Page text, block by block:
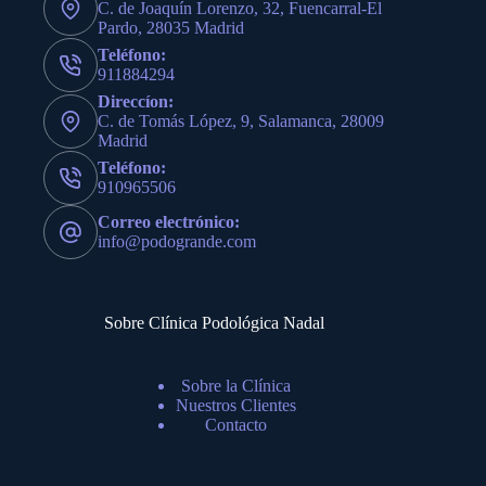
C. de Joaquín Lorenzo, 32, Fuencarral-El
Pardo, 28035 Madrid
Teléfono:
911884294
Direccíon:
C. de Tomás López, 9, Salamanca, 28009
Madrid
Teléfono:
910965506
Correo electrónico:
info@podogrande.com
Sobre Clínica Podológica Nadal
Sobre la Clínica
Nuestros Clientes
Contacto